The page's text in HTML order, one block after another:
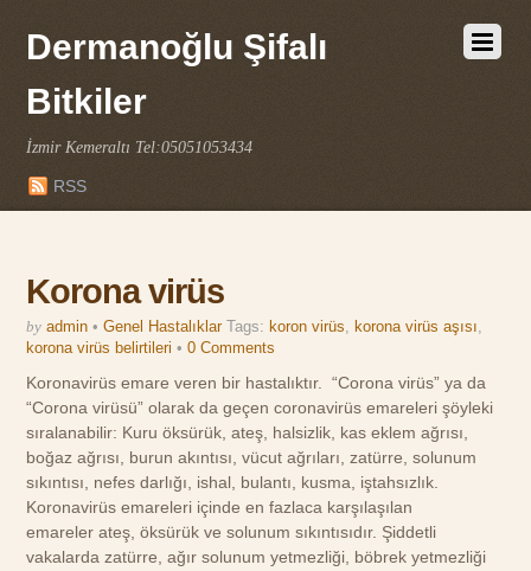
Dermanoğlu Şifalı
Bitkiler
İzmir Kemeraltı Tel:05051053434
RSS
Korona virüs
by admin • Genel Hastalıklar Tags: koron virüs, korona virüs aşısı,
korona virüs belirtileri •0 Comments
Koronavirüs emare veren bir hastalıktır. “Corona virüs” ya da
“Corona virüsü” olarak da geçen coronavirüs emareleri şöyleki
sıralanabilir: Kuru öksürük, ateş, halsizlik, kas eklem ağrısı,
boğaz ağrısı, burun akıntısı, vücut ağrıları, zatürre, solunum
sıkıntısı, nefes darlığı, ishal, bulantı, kusma, iştahsızlık.
Koronavirüs emareleri içinde en fazlaca karşılaşılan
emareler ateş, öksürük ve solunum sıkıntısıdır. Şiddetli
vakalarda zatürre, ağır solunum yetmezliği, böbrek yetmezliği